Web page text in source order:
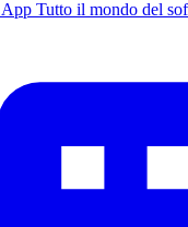
App Tutto il mondo del